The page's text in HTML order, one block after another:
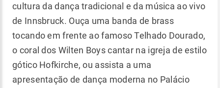
cultura da dança tradicional e da música ao vivo
de Innsbruck. Ouça uma banda de brass
tocando em frente ao famoso Telhado Dourado,
o coral dos Wilten Boys cantar na igreja de estilo
gótico Hofkirche, ou assista a uma
apresentação de dança moderna no Palácio